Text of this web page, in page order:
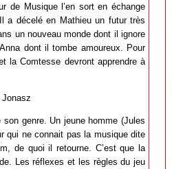
de Musique l’en sort en échange
a décelé en Mathieu un futur très
un nouveau monde dont il ignore
dont il tombe amoureux. Pour
la Comtesse devront apprendre à
genre. Un jeune homme (Jules
qui ne connait pas la musique dite
de quoi il retourne. C’est que la
Les réflexes et les règles du jeu